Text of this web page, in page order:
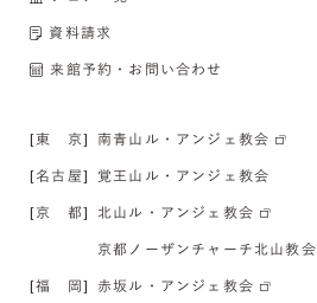
資料請求
来館予約・お問い合わせ
[東 京] 南青山ル・アンジェ教会
[名古屋] 覚王山ル・アンジェ教会
[京 都] 北山ル・アンジェ教会
京都ノーザンチャーチ北山教会
[福 岡] 赤坂ル・アンジェ教会